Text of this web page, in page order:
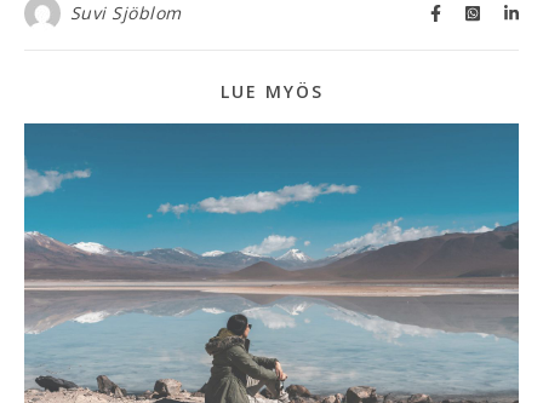
Suvi Sjöblom
LUE MYÖS